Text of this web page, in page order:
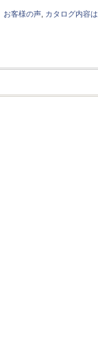
お客様の声, カタログ内容